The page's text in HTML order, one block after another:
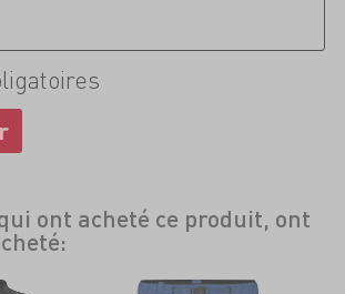
ont acheté ce produit, ont